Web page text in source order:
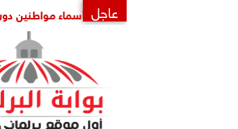
عاجل
تسجيل خطوط محمول بأسماء مواطنين دون علمهم